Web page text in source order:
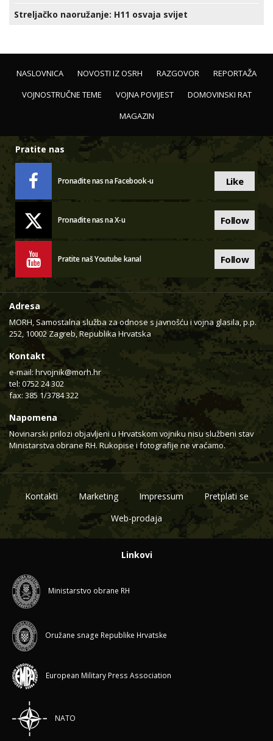
Streljačko naoružanje: H11 osvaja svijet
NASLOVNICA NOVOSTI IZ OSRH RAZGOVOR
REPORTAŽA
VOJNOSTRUČNE TEME
VOJNA POVIJEST
DOMOVINSKI RAT
MAGAZIN
Pratite nas
Pronađite nas na Facebook-u Like
Pronađite nas na X-u Follow
Pratite naš Youtube kanal Follow
Adresa
MORH, Samostalna služba za odnose s javnošću i vojna glasila, p.p.
252, 10002 Zagreb, Republika Hrvatska
Kontakt
e-mail: hrvojnik@morh.hr
tel: 0752 24 302
fax: 385 1/3784 322
Napomena
Novinarski prilozi objavljeni u Hrvatskom vojniku nisu službeni stav
Ministarstva obrane RH. Rukopise i fotografije ne vraćamo.
Kontakti Marketing Impressum
Pretplati se
Web-prodaja
Linkovi
Ministarstvo obrane RH
Oružane snage Republike Hrvatske
European Military Press Association
NATO